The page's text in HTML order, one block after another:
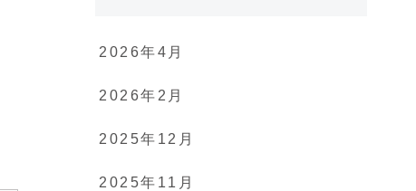
2026年4月
2026年2月
2025年12月
2025年11月